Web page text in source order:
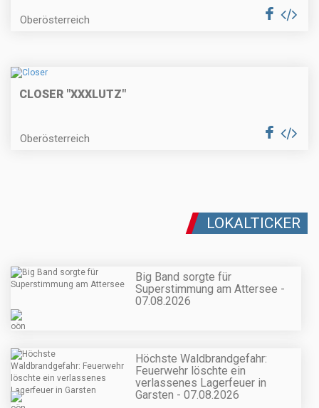
Oberösterreich
CLOSER "XXXLUTZ"
Oberösterreich
LOKALTICKER
Big Band sorgte für
Superstimmung am Attersee -
07.08.2026
Höchste Waldbrandgefahr:
Feuerwehr löschte ein
verlassenes Lagerfeuer in
Garsten - 07.08.2026